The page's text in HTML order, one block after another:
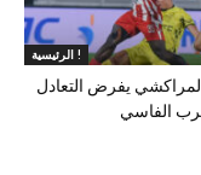
الرئيسية !
يفرض التعادل
الفاسي